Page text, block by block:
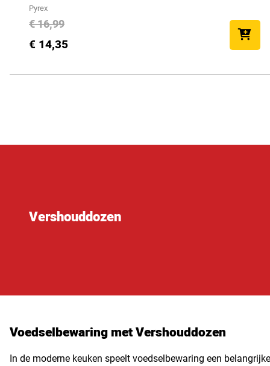
Pyrex
€ 16,99
€ 14,35
Vershouddozen
Voedselbewaring met Vershouddozen
In de moderne keuken speelt voedselbewaring een belangrijke